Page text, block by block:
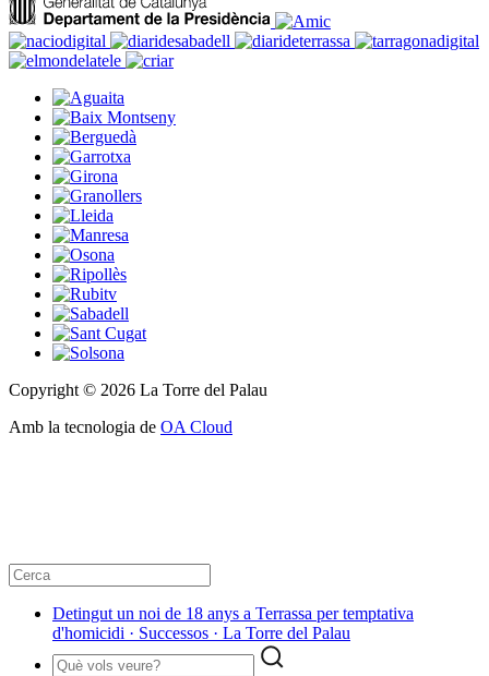
Copyright © 2026 La Torre del Palau
Amb la tecnologia de OA Cloud
Detingut un noi de 18 anys a Terrassa per temptativa
d'homicidi · Successos · La Torre del Palau